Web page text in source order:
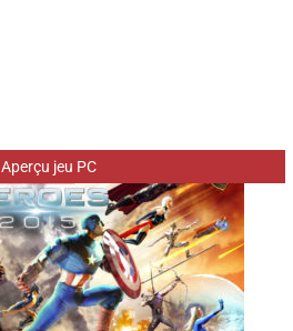
Aperçu jeu PC